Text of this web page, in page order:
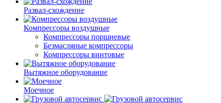
Развал-схождение
Компрессоры воздушные
Компрессоры поршневые
Безмасляные компрессоры
Компрессоры винтовые
Вытяжное оборудование
Моечное